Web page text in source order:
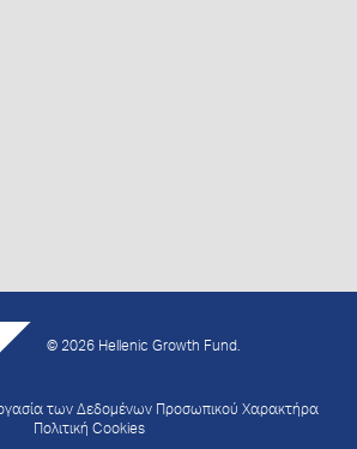
© 2026 Hellenic Growth Fund.
των Δεδομένων Προσωπικού Χαρακτήρα
Πολιτική Cookies